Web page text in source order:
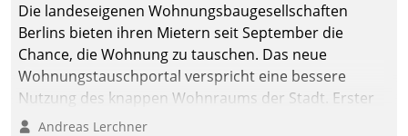
Die landeseigenen Wohnungsbaugesellschaften
Berlins bieten ihren Mietern seit September die
Chance, die Wohnung zu tauschen. Das neue
Wohnungstauschportal verspricht eine bessere
Nutzung des knappen Wohnraums der Stadt. Erster
Anwendungsfall für Datatrains Lösung API-Hub mit
Andreas Lerchner